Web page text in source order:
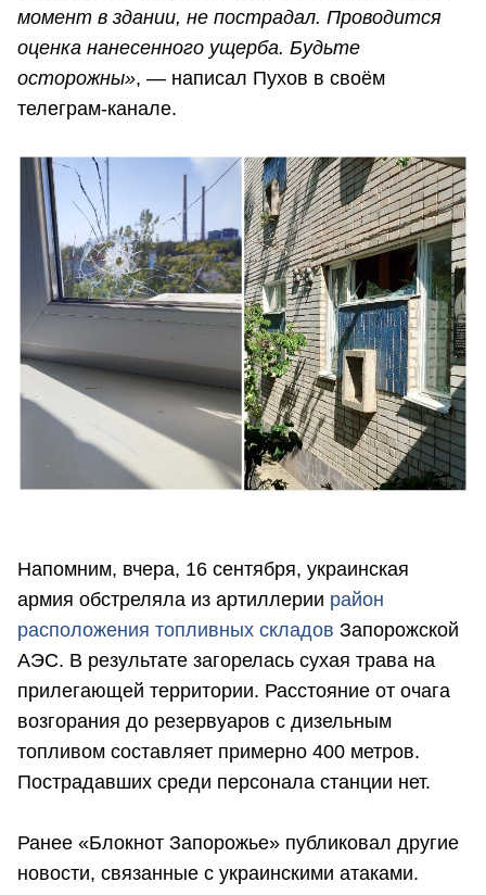
момент в здании, не пострадал. Проводится
оценка нанесенного ущерба. Будьте
осторожны», — написал Пухов в своём
телеграм-канале.
Напомним, вчера, 16 сентября, украинская
армия обстреляла из артиллерии район
расположения топливных складов Запорожской
АЭС. В результате загорелась сухая трава на
прилегающей территории. Расстояние от очага
возгорания до резервуаров с дизельным
топливом составляет примерно 400 метров.
Пострадавших среди персонала станции нет.
Ранее «Блокнот Запорожье» публиковал другие
новости, связанные с украинскими атаками.